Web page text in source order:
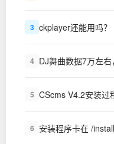
3 ckplayer还能用吗？
4
5 CScms V4.2安装过
6 安装程序卡在 /